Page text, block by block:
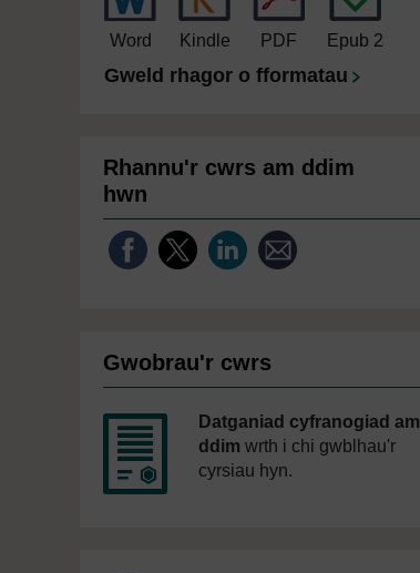
Word Kindle PDF Epub 2
Gweld rhagor o fformatau
Rhannu'r cwrs am ddim
hwn
Gwobrau'r cwrs
Datganiad cyfranogiad am
ddim wrth i chi gwblhau'r
cyrsiau hyn.